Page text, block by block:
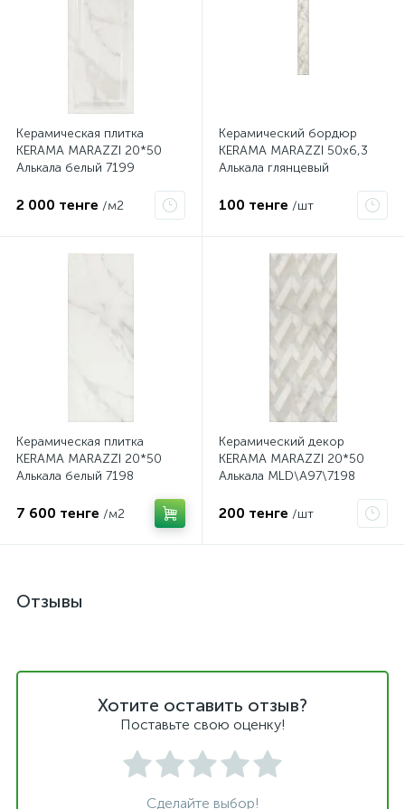
Керамическая плитка
KERAMA MARAZZI 20*50
Алькала белый 7199
2 000 тенге /м2
Керамический бордюр
KERAMA MARAZZI 50х6,3
Алькала глянцевый
100 тенге /шт
Керамическая плитка
KERAMA MARAZZI 20*50
Алькала белый 7198
7 600 тенге /м2
Керамический декор
KERAMA MARAZZI 20*50
Алькала MLD\A97\7198
200 тенге /шт
Отзывы
Хотите оставить отзыв?
Поставьте свою оценку!
Сделайте выбор!